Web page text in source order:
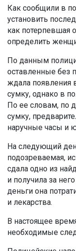
Как сообщили в
установить
как потерпевшая
определить
По данным
оставленные без
ждала появления
сумку, однако в
По ее словам, по
сумку,
наручные часы и
На следующий
подозреваемая,
сдала одно из
и получила за
деньги она
и лекарства.
В настоящее
необходимые